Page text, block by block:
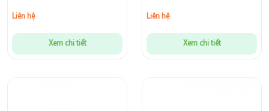
Liên hệ
Xem chi tiết
Liên hệ
Xem chi tiết